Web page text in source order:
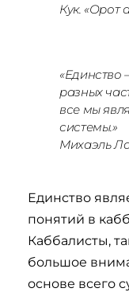
Кук. «Орот
«Единство
разных
все мы
системы.»
Михаэль
Единство
понятий в
Каббалисты,
большое
основе всего